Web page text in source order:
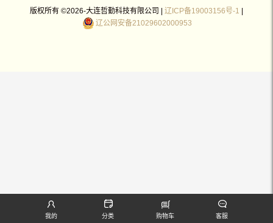
版权所有 ©2026-大连哲勤科技有限公司 | 辽ICP备19003156号-1
辽公网安备21029602000953
我的 分类 购物车 客服